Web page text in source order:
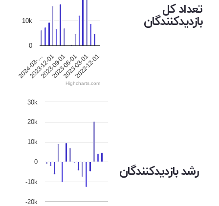
تعداد کل
بازدیدکنندگان
2024-03-…
2023-12-01
2023-09-01
2023-06-01
2023-03-01
2022-12-01
0
10k
Highcharts.com
رشد بازدیدکنندگان
-20k
-10k
0
10k
20k
30k